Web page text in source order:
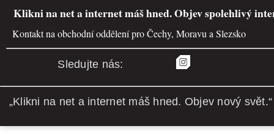
Klikni na net a internet máš hned. Objev spolehlivý
Kontakt na obchodní oddělení pro Čechy, Moravu a Slezsko
Sledujte nás:
„Klikni na net a internet máš hned. Objev nový svět.“